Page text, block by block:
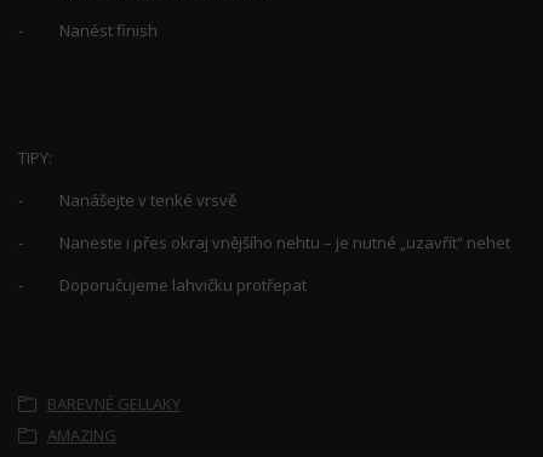
- Nanést finish
TIPY:
- Nanášejte v tenké vrsvě
- Naneste i přes okraj vnějšího nehtu – je nutné „uzavřít“ nehet
- Doporučujeme lahvičku protřepat
BAREVNÉ GELLAKY
AMAZING